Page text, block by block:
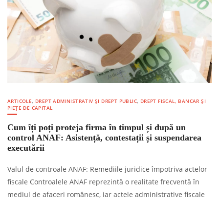
ARTICOLE, DREPT ADMINISTRATIV ȘI DREPT PUBLIC, DREPT FISCAL, BANCAR ȘI
PIEȚE DE CAPITAL
Cum îți poți proteja firma în timpul și după un
control ANAF: Asistență, contestații și suspendarea
executării
Valul de controale ANAF: Remediile juridice împotriva actelor
fiscale Controalele ANAF reprezintă o realitate frecventă în
mediul de afaceri românesc, iar actele administrative fiscale